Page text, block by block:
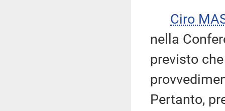
Ciro
nella
previsto
Pertanto,